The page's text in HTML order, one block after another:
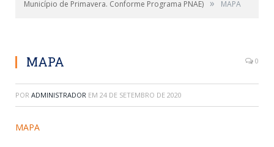
Município de Primavera. Conforme Programa PNAE) » MAPA
MAPA 0
POR ADMINISTRADOR EM 24 DE SETEMBRO DE 2020
MAPA